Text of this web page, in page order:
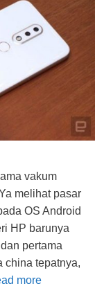
vakum
melihat pasar
OS Android
HP barunya
pertama
china tepatnya,
more